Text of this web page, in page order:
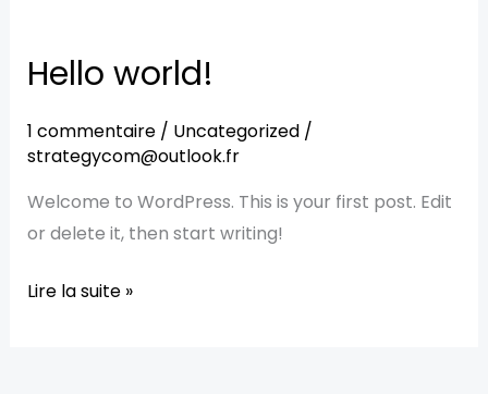
Hello world!
1 commentaire / Uncategorized/
strategycom@outlook.fr
Welcome to WordPress. This is your first post. Edit
or delete it, then start writing!
Hello
Lire la suite »